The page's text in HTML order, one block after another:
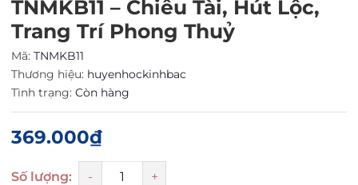
TNMKB11 – Chiêu Tài, Hút Lộc,
Trang Trí Phong Thuỷ
Mã: TNMKB11
Thương hiệu: huyenhockinhbac
Tình trạng: Còn hàng
369.000₫
Số lượng: - +